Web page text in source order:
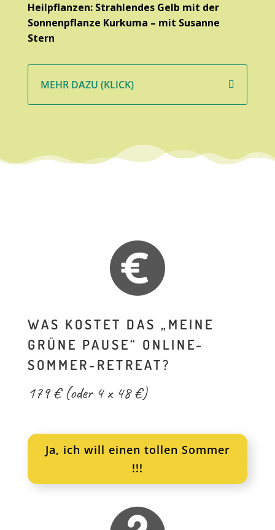
Heilpflanzen: Strahlendes Gelb mit der
Sonnenpflanze Kurkuma – mit Susanne
Stern
MEHR DAZU (KLICK)
WAS KOSTET DAS „MEINE
GRÜNE PAUSE“ ONLINE-
SOMMER-RETREAT?
179 € (oder 4 x 48 €)
Ja, ich will einen tollen Sommer
!!!